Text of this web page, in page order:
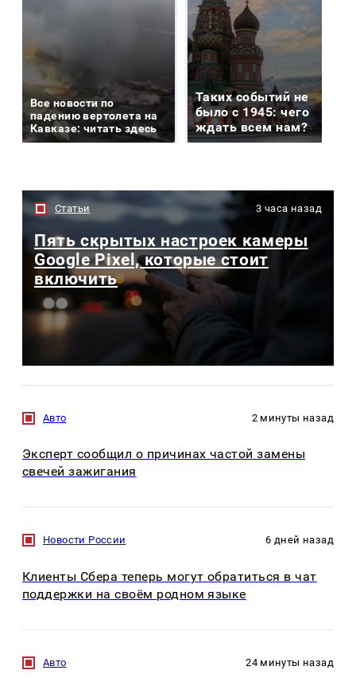
Все новости по
падению вертолета на
Кавказе: читать здесь
Таких событий не
было с 1945: чего
ждать всем нам?
Статьи 3 часа назад
Пять скрытых настроек камеры
Google Pixel, которые стоит
включить
Авто 2 минуты назад
Эксперт сообщил о причинах частой замены
свечей зажигания
Новости России 6 дней назад
Клиенты Сбера теперь могут обратиться в чат
поддержки на своём родном языке
Авто 24 минуты назад